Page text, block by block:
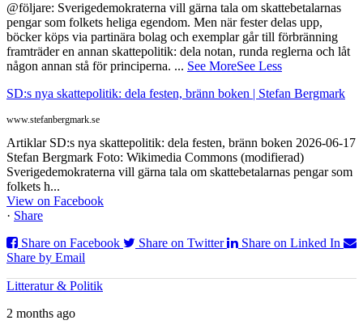
@följare: Sverigedemokraterna vill gärna tala om skattebetalarnas
pengar som folkets heliga egendom. Men när fester delas upp,
böcker köps via partinära bolag och exemplar går till förbränning
framträder en annan skattepolitik: dela notan, runda reglerna och låt
någon annan stå för principerna. ... See MoreSee Less
SD:s nya skattepolitik: dela festen, bränn boken | Stefan Bergmark
www.stefanbergmark.se
Artiklar SD:s nya skattepolitik: dela festen, bränn boken 2026-06-17
Stefan Bergmark Foto: Wikimedia Commons (modifierad)
Sverigedemokraterna vill gärna tala om skattebetalarnas pengar som
folkets h...
View on Facebook
· Share
Share on Facebook
Share on Twitter
Share on Linked In
Share by Email
Litteratur & Politik
2 months ago